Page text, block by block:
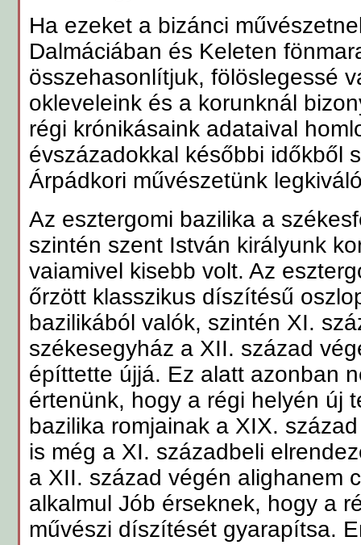
Ha ezeket a bizánci
Dalmáciában és Keleten
összehasonlítjuk, fölöslegessé
okleveleink és a korunknál
régi krónikásaink adataival
évszázadokkal későbbi időkből
Árpádkori művészetünk
Az esztergomi bazilika a
szintén szent István királyunk
vaiamivel kisebb volt. Az
őrzött klasszikus díszítésű
bazilikából valók, szintén XI.
székesegyház a XII. század
építtette újjá. Ez alatt azonban
értenünk, hogy a régi helyén új
bazilika romjainak a XIX.
is még a XI. századbeli
a XII. század végén alighanem
alkalmul Jób érseknek, hogy a
művészi díszítését gyarapítsa.